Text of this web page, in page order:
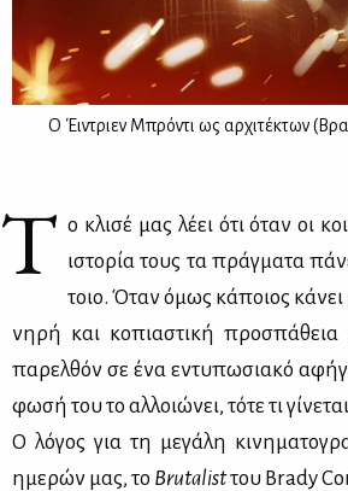
Ο Έιντριεν Μπρόντι ως αρχιτέκτων
Τ ο κλι­σέ μας λέ­ει ότι όταν οι
ιστο­ρία τους τα πράγ­μα­τα
τοιο. Όταν όμως κά­ποιος
νη­ρή και κο­πια­στι­κή προ­σπά­θεια
πα­ρελ­θόν σε ένα εντυ­πω­σια­κό
φω­σή του το αλ­λοιώ­νει, τό­τε τι
Ο λό­γος για τη με­γά­λη
ημε­ρών μας, το Brutalistτου Brady